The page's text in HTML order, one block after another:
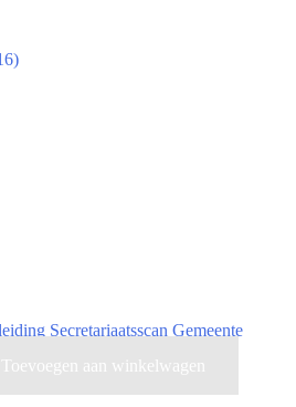
Secretariaatsscan Gemeente
Toevoegen aan winkelwagen